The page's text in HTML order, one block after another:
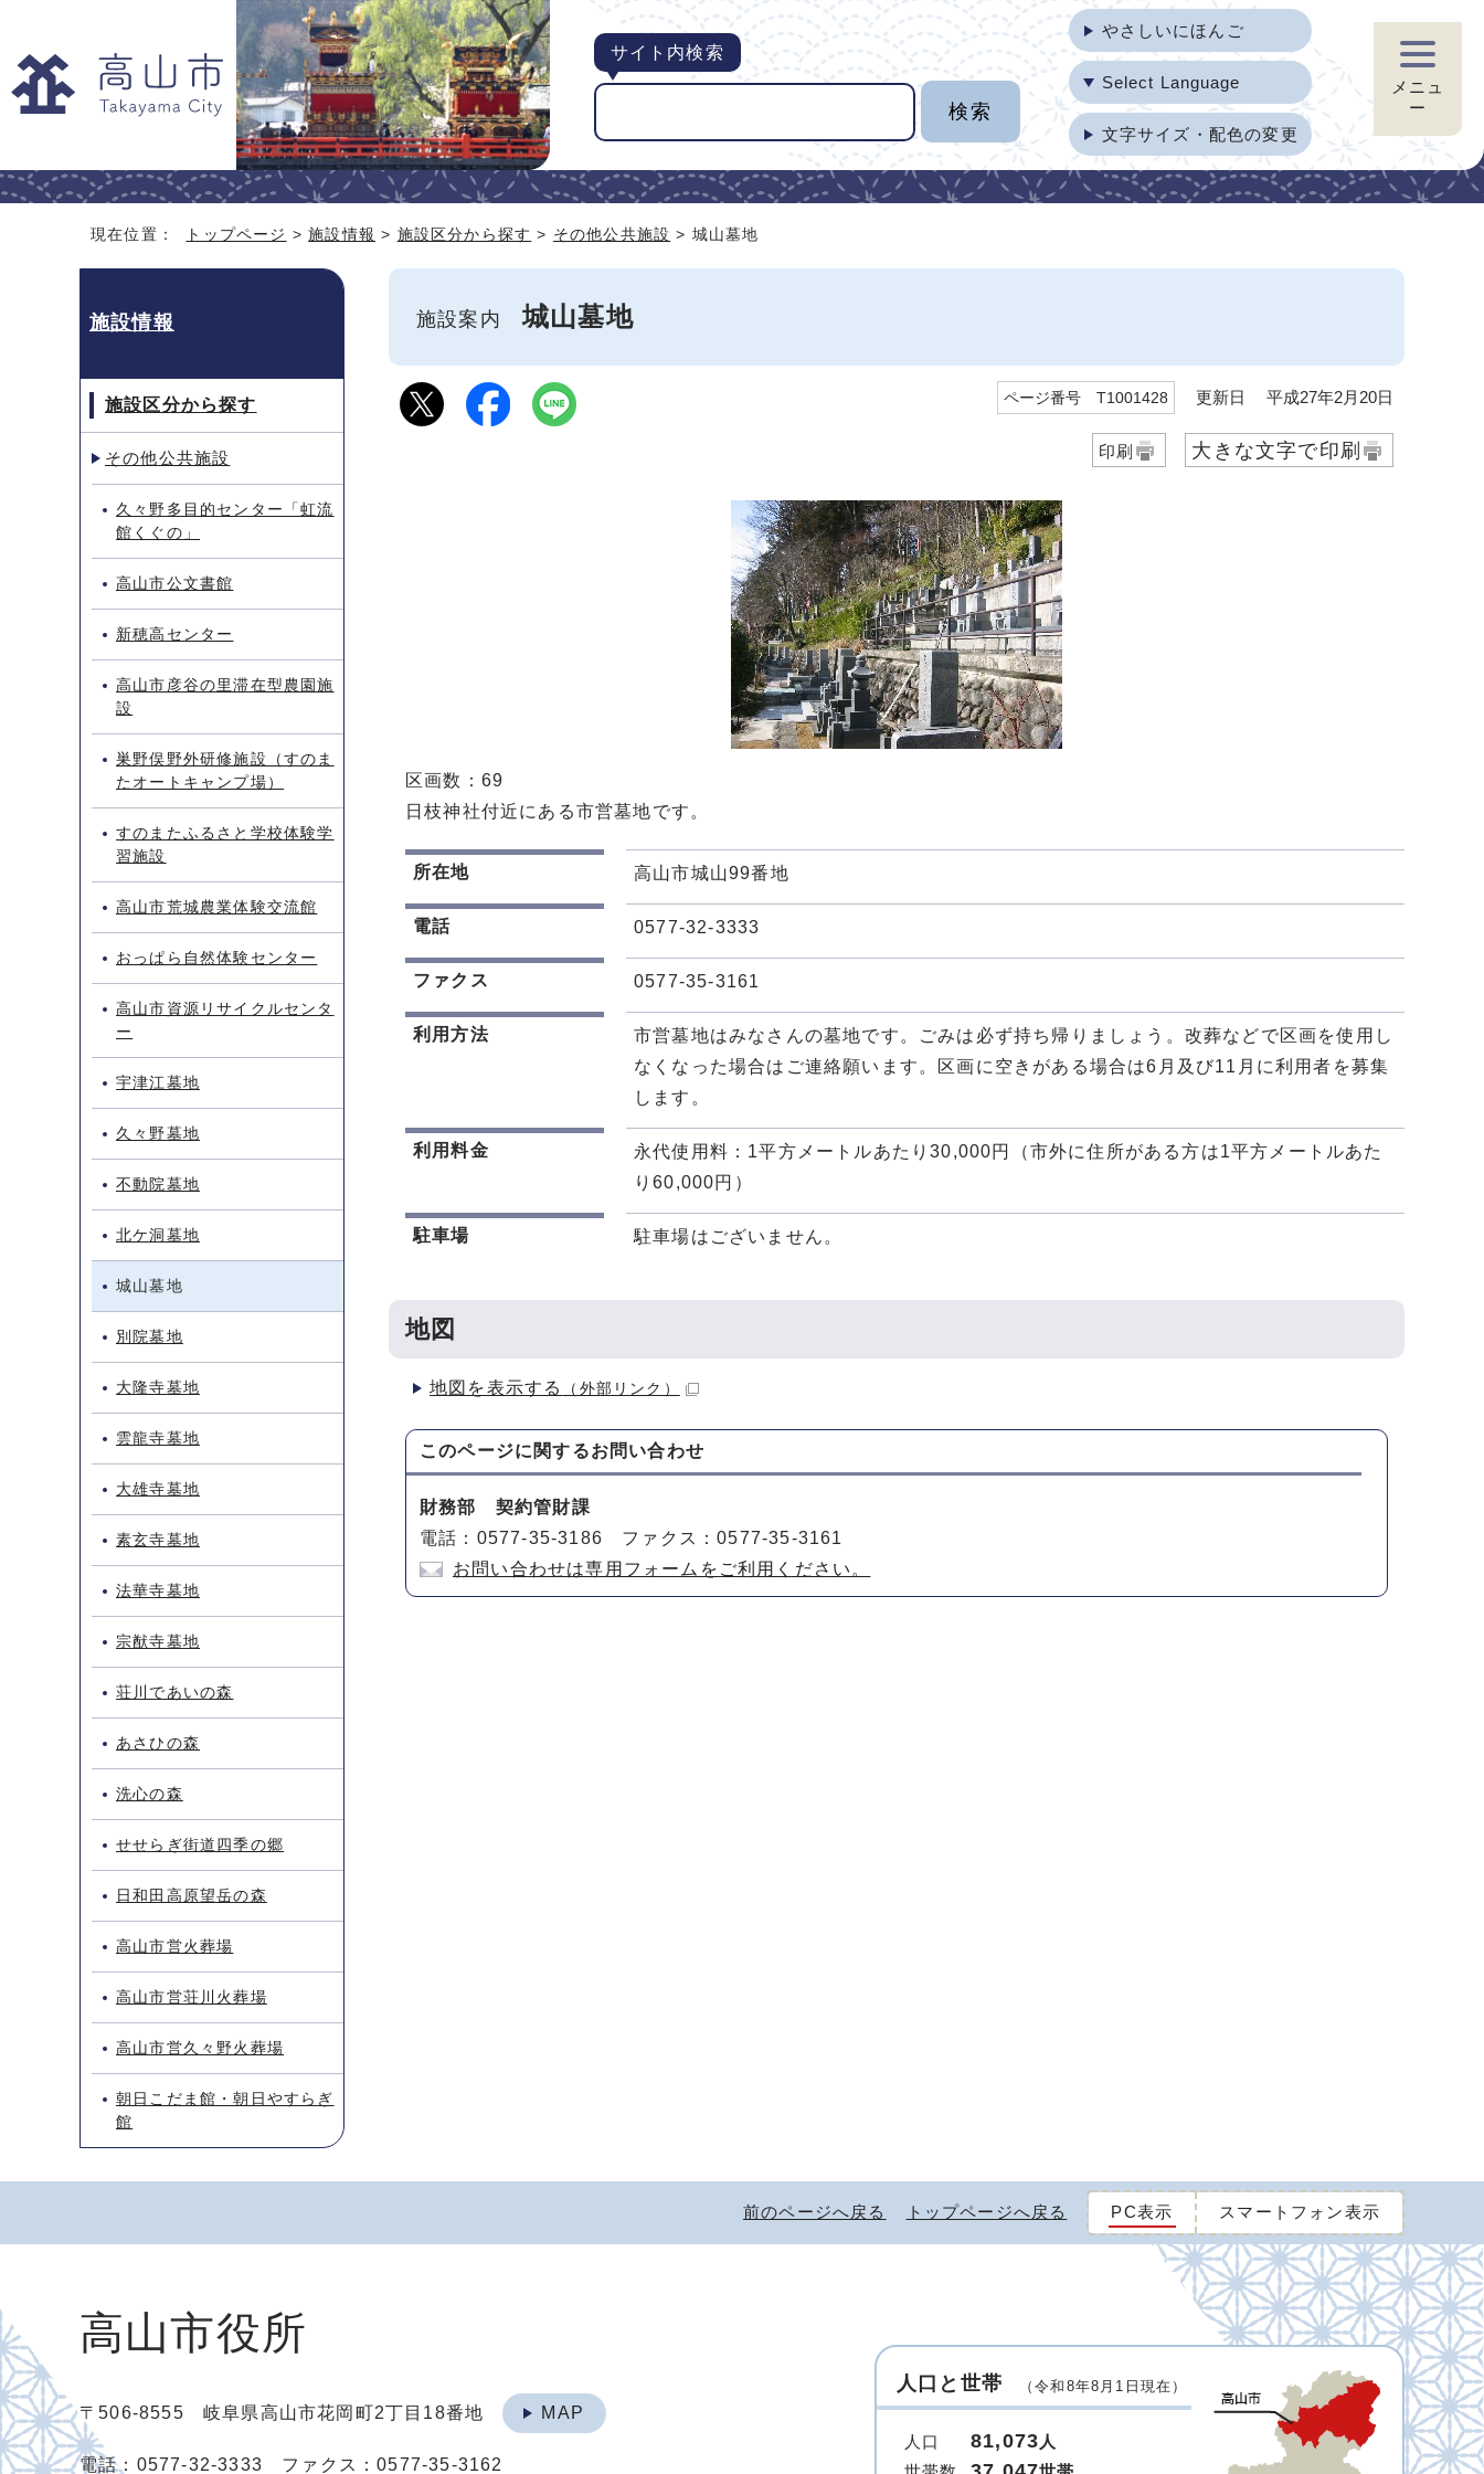
サイト内検索
やさしいにほんご
Select Language
文字サイズ・配色の変更
メニュ
ー
現在位置： トップページ >施設情報 > 施設区分から探す > その他公共施設 > 城山墓地
施設案内城山墓地
ページ番号 T1001428 更新日 平成27年2月20日
印刷 大きな文字で印刷
区画数：69
日枝神社付近にある市営墓地です。
所在地 高山市城山99番地
電話 0577-32-3333
ファクス 0577-35-3161
利用方法
市営墓地はみなさんの墓地です。ごみは必ず持ち帰りましょう。改葬などで区画を使用し
なくなった場合はご連絡願います。区画に空きがある場合は6月及び11月に利用者を募集
します。
利用料金
永代使用料：1平方メートルあたり30,000円（市外に住所がある方は1平方メートルあた
り60,000円）
駐車場 駐車場はございません。
地図
地図を表示する （外部リンク）
このページに関するお問い合わせ
財務部 契約管財課
電話：0577-35-3186 ファクス：0577-35-3161
お問い合わせは専用フォームをご利用ください。
施設情報
施設区分から探す
その他公共施設
久々野多目的センター「虹流
館くぐの」
高山市公文書館
新穂高センター
高山市彦谷の里滞在型農園施
設
巣野俣野外研修施設（すのま
たオートキャンプ場）
すのまたふるさと学校体験学
習施設
高山市荒城農業体験交流館
おっぱら自然体験センター
高山市資源リサイクルセンタ
ー
宇津江墓地
久々野墓地
不動院墓地
北ケ洞墓地
城山墓地
別院墓地
大隆寺墓地
雲龍寺墓地
大雄寺墓地
素玄寺墓地
法華寺墓地
宗猷寺墓地
荘川であいの森
あさひの森
洗心の森
せせらぎ街道四季の郷
日和田高原望岳の森
高山市営火葬場
高山市営荘川火葬場
高山市営久々野火葬場
朝日こだま館・朝日やすらぎ
館
前のページへ戻る トップページへ戻る PC表示 スマートフォン表示
高山市役所
〒506-8555 岐阜県高山市花岡町2丁目18番地 MAP
電話：0577-32-3333 ファクス：0577-35-3162
人口と世帯 （令和8年8月1日現在）
人口 81,073 人